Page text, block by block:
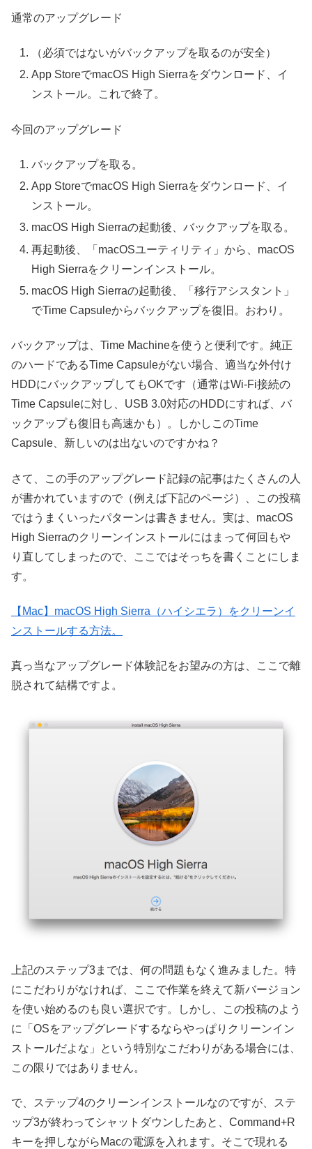
通常のアップグレード
（必須ではないがバックアップを取るのが安全）
App StoreでmacOS High Sierraをダウンロード、イ
ンストール。これで終了。
今回のアップグレード
バックアップを取る。
App StoreでmacOS High Sierraをダウンロード、イ
ンストール。
macOS High Sierraの起動後、バックアップを取る。
再起動後、「macOSユーティリティ」から、macOS
High Sierraをクリーンインストール。
macOS High Sierraの起動後、「移行アシスタント」
でTime Capsuleからバックアップを復旧。おわり。
バックアップは、Time Machineを使うと便利です。純正
のハードであるTime Capsuleがない場合、適当な外付け
HDDにバックアップしてもOKです（通常はWi-Fi接続の
Time Capsuleに対し、USB 3.0対応のHDDにすれば、バ
ックアップも復旧も高速かも）。しかしこのTime
Capsule、新しいのは出ないのですかね？
さて、この手のアップグレード記録の記事はたくさんの人
が書かれていますので（例えば下記のページ）、この投稿
ではうまくいったパターンは書きません。実は、macOS
High Sierraのクリーンインストールにはまって何回もや
り直してしまったので、ここではそっちを書くことにしま
す。
【Mac】macOS High Sierra（ハイシエラ）をクリーンイ
ンストールする方法。
真っ当なアップグレード体験記をお望みの方は、ここで離
脱されて結構ですよ。
上記のステップ3までは、何の問題もなく進みました。特
にこだわりがなければ、ここで作業を終えて新バージョン
を使い始めるのも良い選択です。しかし、この投稿のよう
に「OSをアップグレードするならやっぱりクリーンイン
ストールだよな」という特別なこだわりがある場合には、
この限りではありません。
で、ステップ4のクリーンインストールなのですが、ステ
ップ3が終わってシャットダウンしたあと、Command+R
キーを押しながらMacの電源を入れます。そこで現れる